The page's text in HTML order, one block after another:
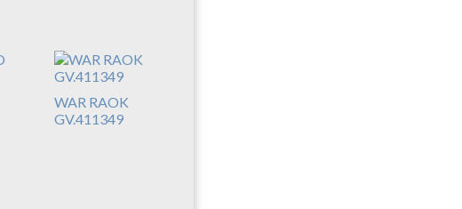
WAR RAOK
GV.411349